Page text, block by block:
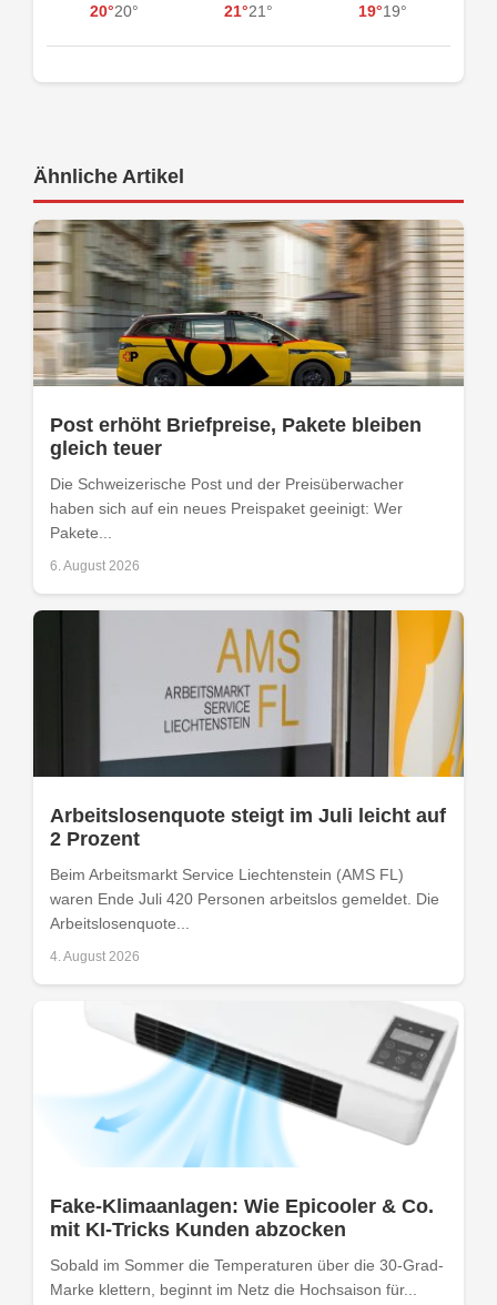
20°20° 21°21° 19°19°
Ähnliche Artikel
Post erhöht Briefpreise, Pakete bleiben
gleich teuer
Die Schweizerische Post und der Preisüberwacher
haben sich auf ein neues Preispaket geeinigt: Wer
Pakete...
6. August 2026
Arbeitslosenquote steigt im Juli leicht auf
2 Prozent
Beim Arbeitsmarkt Service Liechtenstein (AMS FL)
waren Ende Juli 420 Personen arbeitslos gemeldet. Die
Arbeitslosenquote...
4. August 2026
Fake-Klimaanlagen: Wie Epicooler & Co.
mit KI-Tricks Kunden abzocken
Sobald im Sommer die Temperaturen über die 30-Grad-
Marke klettern, beginnt im Netz die Hochsaison für...